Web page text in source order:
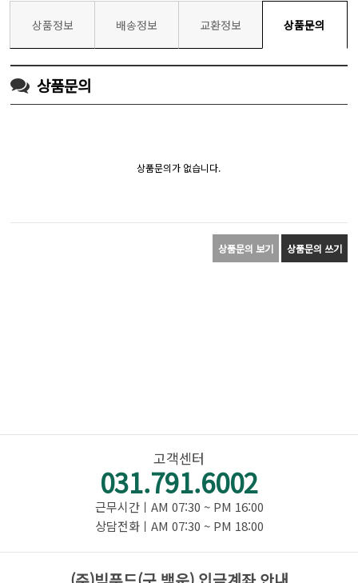
상품정보 배송정보 교환정보 상품문의
상품문의
상품문의가 없습니다.
상품문의 보기 상품문의 쓰기
고객센터
031.791.6002
근무시간ㅣAM 07:30 ~ PM 16:00
상담전화ㅣAM 07:30 ~ PM 18:00